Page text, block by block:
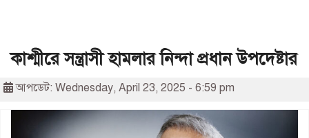
কাশ্মীরে সন্ত্রাসী হামলার নিন্দা প্রধান উপদেষ্টার
আপডেট: Wednesday, April 23, 2025 - 6:59 pm